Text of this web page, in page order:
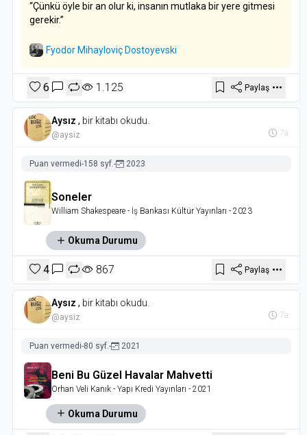
“Çünkü öyle bir an olur ki, insanın mutlaka bir yere gitmesi
gerekir.”
Fyodor Mihayloviç Dostoyevski
6 1.125 Paylaş
Aysız , bir kitabı okudu.
@aysiz 7a
Puan vermedi-158 syf.- 2023
Soneler
William Shakespeare - İş Bankası Kültür Yayınları - 2023
Okuma Durumu
4 867 Paylaş
Aysız , bir kitabı okudu.
@aysiz 7a
Puan vermedi-80 syf.- 2021
Beni Bu Güzel Havalar Mahvetti
Orhan Veli Kanık - Yapı Kredi Yayınları - 2021
Okuma Durumu